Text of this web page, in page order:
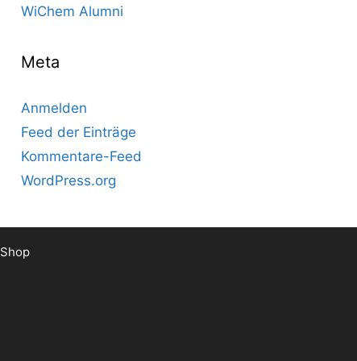
WiChem Alumni
Meta
Anmelden
Feed der Einträge
Kommentare-Feed
WordPress.org
Shop